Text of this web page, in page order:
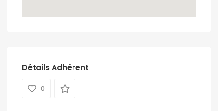
Détails Adhérent
0